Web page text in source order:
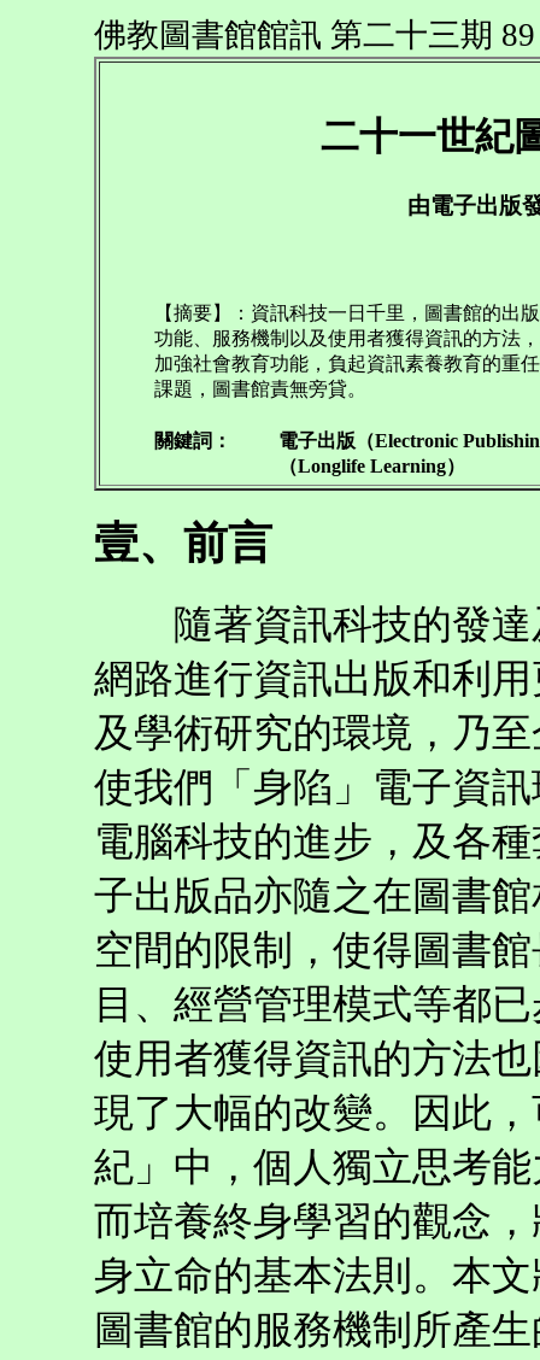
佛教圖書館館訊 第二十三期
二十一世紀
由電子出版
【摘要】：資訊科技一日千里，圖書館的出
功能、服務機制以及使用者獲得資訊的方法
加強社會教育功能，負起資訊素養教育的重
課題，圖書館責無旁貸。
關鍵詞：
電子出版（Electronic
（Longlife Learning）
壹、前言
隨著資訊科技的發達
網路進行資訊出版和利
及學術研究的環境，乃
使我們「身陷」電子資
電腦科技的進步，及各
子出版品亦隨之在圖書
空間的限制，使得圖書
目、經營管理模式等都
使用者獲得資訊的方法
現了大幅的改變。因此
紀」中，個人獨立思考
而培養終身學習的觀念
身立命的基本法則。本
圖書館的服務機制所產